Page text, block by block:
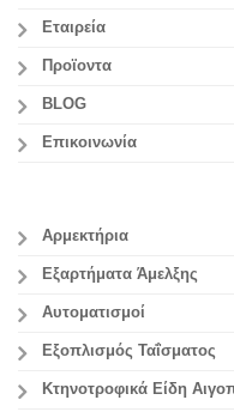
Εταιρεία
Προϊοντα
BLOG
Επικοινωνία
Αρμεκτήρια
Εξαρτήματα Άμελξης
Αυτοματισμοί
Εξοπλισμός Ταΐσματος
Κτηνοτροφικά Είδη